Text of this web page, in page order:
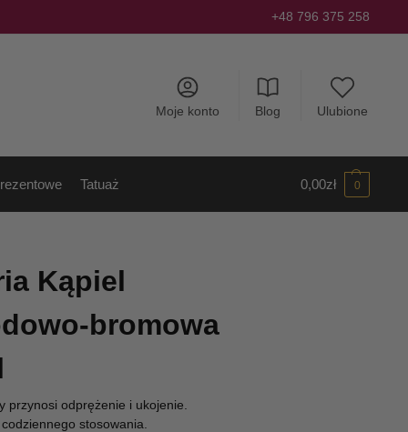
+48 796 375 258
Moje konto Blog Ulubione
Tatuaż 0,00zł 0
Kąpiel
bromowa
przynosi odprężenie i ukojenie.
stosowania.